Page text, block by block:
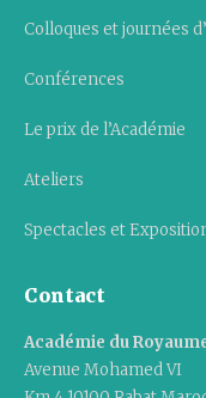
Colloques et journées
Conférences
Le prix de l’Académie
Ateliers
Spectacles et
Contact
Académie du
Avenue Mohamed VI